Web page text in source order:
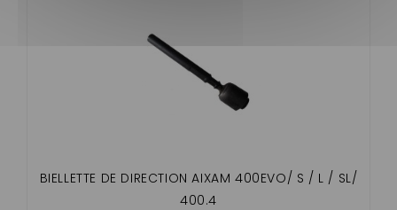
BIELLETTE DE DIRECTION AIXAM 400EVO/ S / L / SL/
400.4